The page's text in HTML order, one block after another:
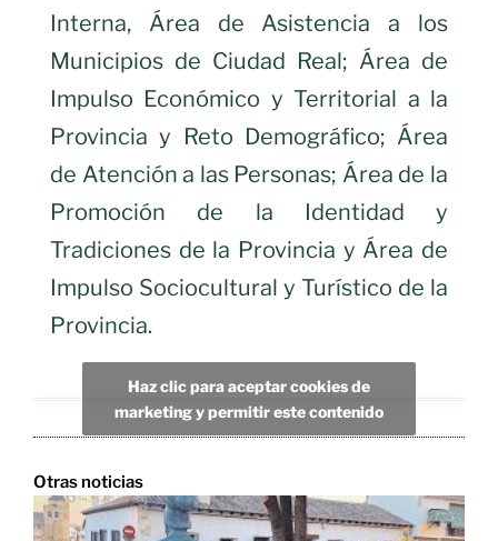
Interna, Área de Asistencia a los
Municipios de Ciudad Real; Área de
Impulso Económico y Territorial a la
Provincia y Reto Demográfico; Área
de Atención a las Personas; Área de la
Promoción de la Identidad y
Tradiciones de la Provincia y Área de
Impulso Sociocultural y Turístico de la
Provincia.
Haz clic para aceptar cookies de
marketing y permitir este contenido
Otras noticias